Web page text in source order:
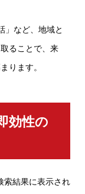
」など、地域と
ることで、来
ります。
効性の
索結果に表示され